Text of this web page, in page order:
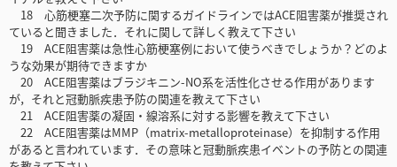
18 心筋梗塞二次予防に関するガイドラインではACE阻害薬が推奨され
ていると聞きました．それに関して詳しく教えて下さい
19 ACE阻害薬は急性心筋梗塞例において使うべきでしょうか？どのよ
うな効果が期待できますか
20 ACE阻害薬はブラジキニン-NO系を活性化させる作用があります
が，それと冠動脈疾患予防の関連を教えて下さい
21 ACE阻害薬の凝固・線溶系に対する影響を教えて下さい
22 ACE阻害薬はMMP（matrix-metalloproteinase）を抑制する作用
があると言われています．その意味と冠動脈疾患イベントの予防との関連